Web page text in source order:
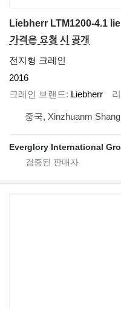
Liebherr LTM1200-4.1
가격은 요청 시 공개
전지형 크레인
2016
크레인 브랜드
Liebherr
중국, Xinzhuanm
Everglory International